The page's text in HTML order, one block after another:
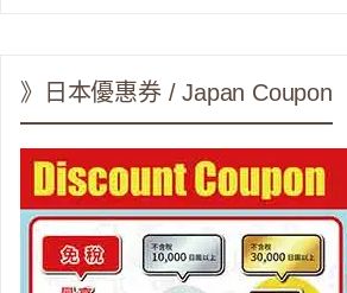
》日本優惠券 / Japan Coupon